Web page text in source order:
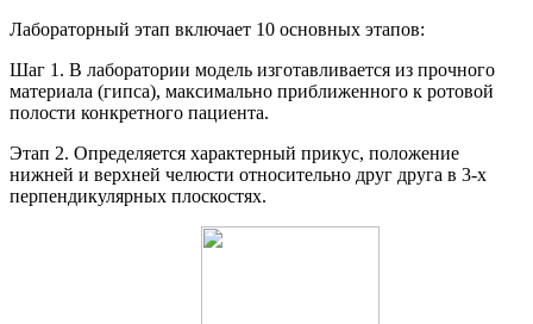
Лабораторный этап включает 10 основных этапов:
Шаг 1. В лаборатории модель изготавливается из прочного
материала (гипса), максимально приближенного к ротовой
полости конкретного пациента.
Этап 2. Определяется характерный прикус, положение
нижней и верхней челюсти относительно друг друга в 3-х
перпендикулярных плоскостях.